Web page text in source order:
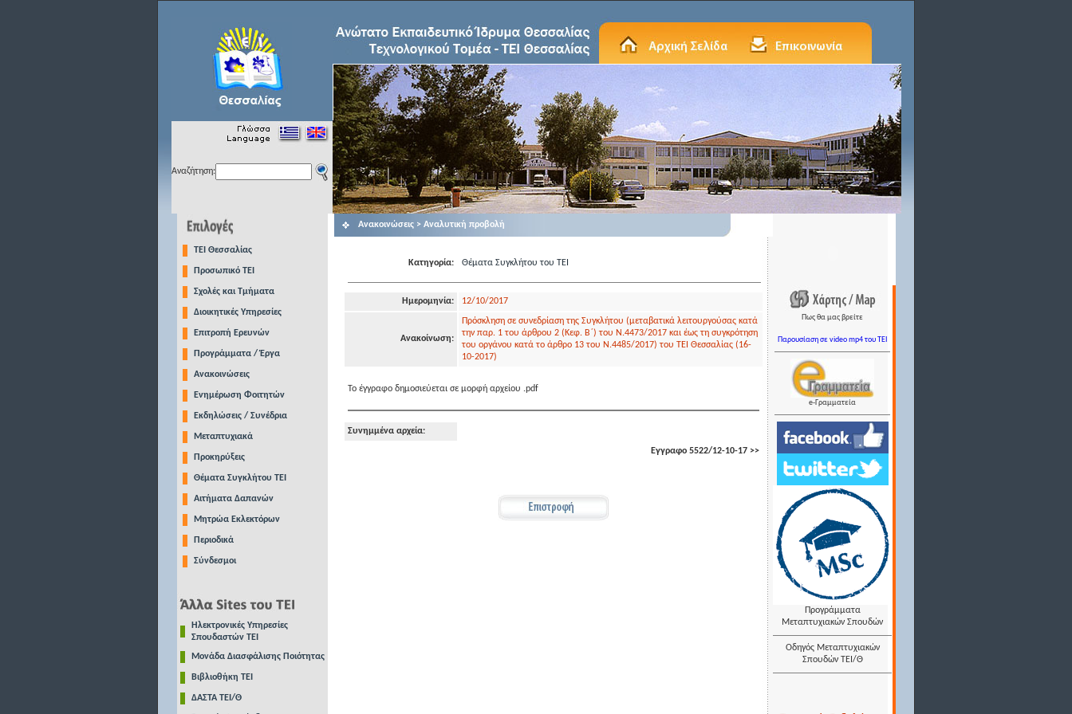
Αναζήτηση:
TEI Θεσσαλίας
Προσωπικό ΤΕΙ
Σχολές και Τμήματα
Διοικητικές Υπηρεσίες
Επιτροπή Ερευνών
Προγράμματα / Έργα
Ανακοινώσεις
Ενημέρωση Φοιτητών
Εκδηλώσεις / Συνέδρια
Μεταπτυχιακά
Προκηρύξεις
Θέματα Συγκλήτου ΤΕΙ
Αιτήματα Δαπανών
Μητρώα Εκλεκτόρων
Περιοδικά
Σύνδεσμοι
Ηλεκτρονικές Υπηρεσίες
Σπουδαστών ΤΕΙ
Μονάδα Διασφάλισης Ποιότητας
Βιβλιοθήκη ΤΕΙ
ΔΑΣΤΑ ΤΕΙ/Θ
Ανακοινώσεις > Αναλυτική προβολή
Κατηγορία: Θέματα Συγκλήτου του ΤΕΙ
Ημερομηνία: 12/10/2017
Ανακοίνωση:
Πρόσκληση σε συνεδρίαση της Συγκλήτου (μεταβατικά λειτουργούσας κατά
την παρ. 1 του άρθρου 2 (Κεφ. Β΄) του Ν.4473/2017 και έως τη συγκρότηση
του οργάνου κατά το άρθρο 13 του Ν.4485/2017) του ΤΕΙ Θεσσαλίας (16-
10-2017)
Το έγγραφο δημοσιεύεται σε μορφή αρχείου .pdf
Συνημμένα αρχεία:
Εγγραφο 5522/12-10-17 >>
Πως θα μας βρείτε
Παρουσίαση σε video mp4 του TEI
e-Γραμματεία
Προγράμματα
Μεταπτυχιακών Σπουδών
Οδηγός Μεταπτυχιακών
Σπουδών ΤΕΙ/Θ